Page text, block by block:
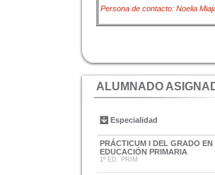
Persona de contacto: Noelia
ALUMNADO
Especialidad
PRÁCTICUM I DEL GRADO EN
EDUCACIÓN PRIMARIA
1º ED. PRIM